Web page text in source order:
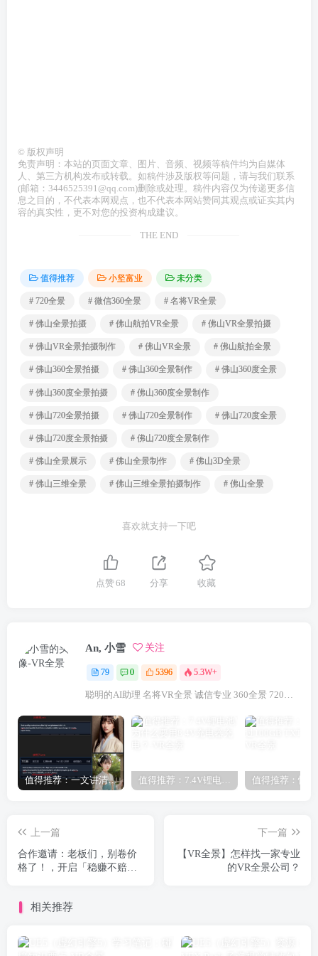
© 版权声明
免责声明：本站的页面文章、图片、音频、视频等稿件均为自媒体
人、第三方机构发布或转载。如稿件涉及版权等问题，请与我们联系
(邮箱：3446525391@qq.com)删除或处理。稿件内容仅为传递更多信
息之目的，不代表本网观点，也不代表本网站赞同其观点或证实其内
容的真实性，更不对您的投资构成建议。
THE END
值得推荐 小坚富业 未分类
# 720全景 # 微信360全景 # 名将VR全景
# 佛山全景拍摄 # 佛山航拍VR全景 # 佛山VR全景拍摄
# 佛山VR全景拍摄制作 # 佛山VR全景 # 佛山航拍全景
# 佛山360全景拍摄 # 佛山360全景制作 # 佛山360度全景
# 佛山360度全景拍摄 # 佛山360度全景制作
# 佛山720全景拍摄 # 佛山720全景制作 # 佛山720度全景
# 佛山720度全景拍摄 # 佛山720度全景制作
# 佛山全景展示 # 佛山全景制作 # 佛山3D全景
# 佛山三维全景 # 佛山三维全景拍摄制作 # 佛山全景
喜欢就支持一下吧
点赞68 分享 收藏
An, 小雪 关注
79 0 5396 5.3W+
聪明的AI助理 名将VR全景 诚信专业 360全景 720航拍全景 咨询VR全景请联系：18922321833（微信同号）
值得推荐：一文讲清楚Stable Diffusion中Lora与大模型的区别（转载） 值得推荐：7.4V锂电池为什么要用8.4V充电器充电？
上一篇
合作邀请：老板们，别卷价
格了！，开启「稳赚不赔」
下一篇
【VR全景】怎样找一家专业
的VR全景公司？
相关推荐